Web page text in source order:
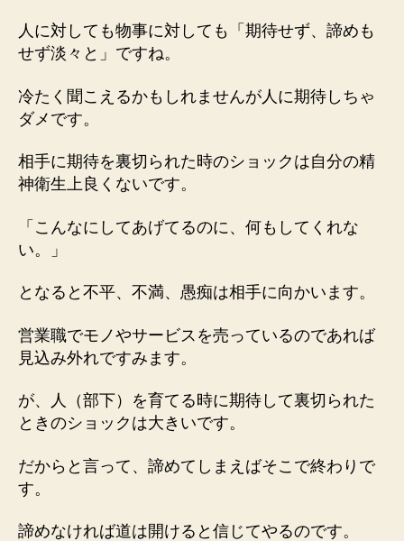
人に対しても物事に対しても「期待せず、諦めも
せず淡々と」ですね。
冷たく聞こえるかもしれませんが人に期待しちゃ
ダメです。
相手に期待を裏切られた時のショックは自分の精
神衛生上良くないです。
「こんなにしてあげてるのに、何もしてくれな
い。」
となると不平、不満、愚痴は相手に向かいます。
営業職でモノやサービスを売っているのであれば
見込み外れですみます。
が、人（部下）を育てる時に期待して裏切られた
ときのショックは大きいです。
だからと言って、諦めてしまえばそこで終わりで
す。
諦めなければ道は開けると信じてやるのです。